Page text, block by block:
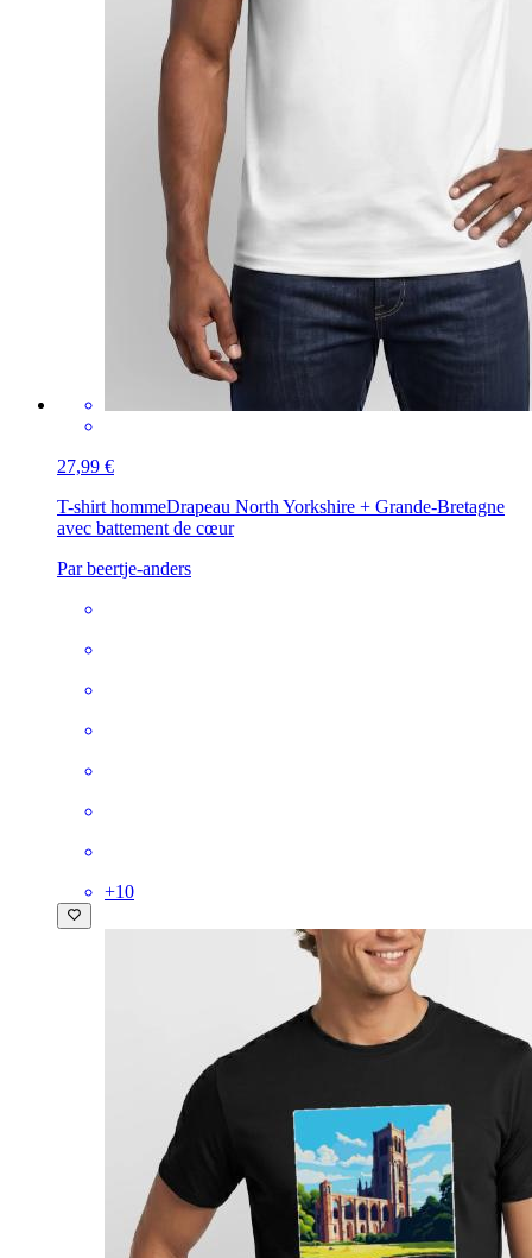
27,99 €
T-shirt hommeDrapeau North Yorkshire + Grande-Bretagne
avec battement de cœur
Par beertje-anders
+10